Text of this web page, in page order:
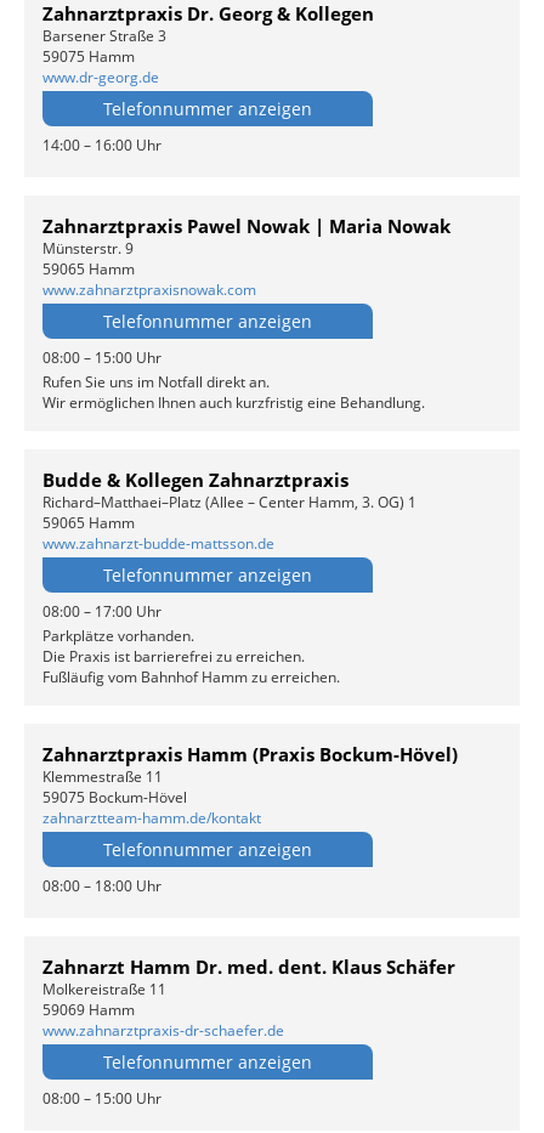
Zahnarztpraxis Dr. Georg & Kollegen
Barsener Straße 3
59075 Hamm
www.dr-georg.de
Telefonnummer anzeigen
14:00 – 16:00 Uhr
Zahnarztpraxis Pawel Nowak | Maria Nowak
Münsterstr. 9
59065 Hamm
www.zahnarztpraxisnowak.com
Telefonnummer anzeigen
08:00 – 15:00 Uhr
Rufen Sie uns im Notfall direkt an.
Wir ermöglichen Ihnen auch kurzfristig eine Behandlung.
Budde & Kollegen Zahnarztpraxis
Richard–Matthaei–Platz (Allee – Center Hamm, 3. OG) 1
59065 Hamm
www.zahnarzt-budde-mattsson.de
Telefonnummer anzeigen
08:00 – 17:00 Uhr
Parkplätze vorhanden.
Die Praxis ist barrierefrei zu erreichen.
Fußläufig vom Bahnhof Hamm zu erreichen.
Zahnarztpraxis Hamm (Praxis Bockum-Hövel)
Klemmestraße 11
59075 Bockum-Hövel
zahnarztteam-hamm.de/kontakt
Telefonnummer anzeigen
08:00 – 18:00 Uhr
Zahnarzt Hamm Dr. med. dent. Klaus Schäfer
Molkereistraße 11
59069 Hamm
www.zahnarztpraxis-dr-schaefer.de
Telefonnummer anzeigen
08:00 – 15:00 Uhr